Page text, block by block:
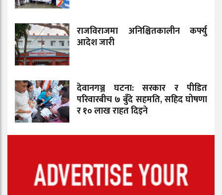
राजविराजमा अनिश्चितकालीन कर्फ्यु
आदेश जारी
देवानगञ्ज घटना: सरकार र पीडित
परिवारबीच ७ बुँदे सहमति, सहिद घोषणा
र १० लाख राहत दिइने